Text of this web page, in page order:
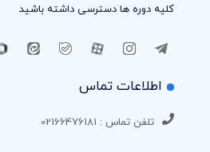
کلیه دوره ها دسترسی داشته باشید
اطلاعات تماس
تلفن تماس : 02166476181